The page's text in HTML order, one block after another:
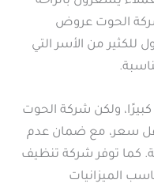
شركة الحوت عروض
للكثير من الأسر التي
ولكن شركة الحوت
سعر، مع ضمان عدم
كما توفر شركة تنظيف
الميزانيات